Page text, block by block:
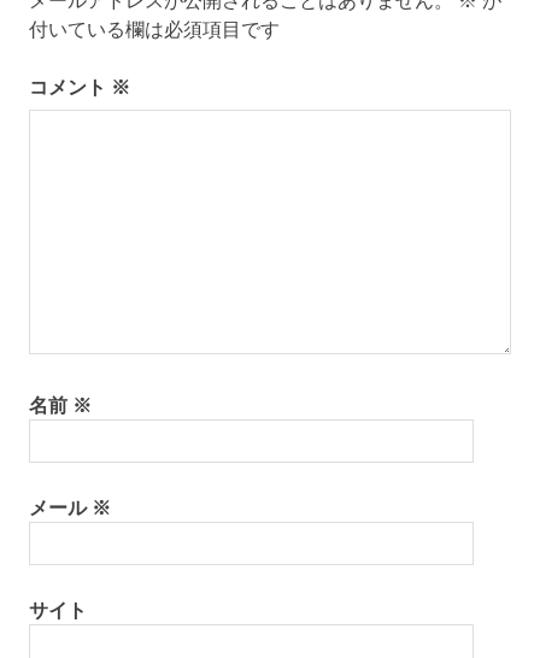
ー
シ
付いている欄は必須項目です
コメント ※
名前 ※
メール ※
サイト